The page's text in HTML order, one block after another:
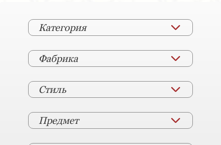
Категория
Фабрика
Стиль
Предмет